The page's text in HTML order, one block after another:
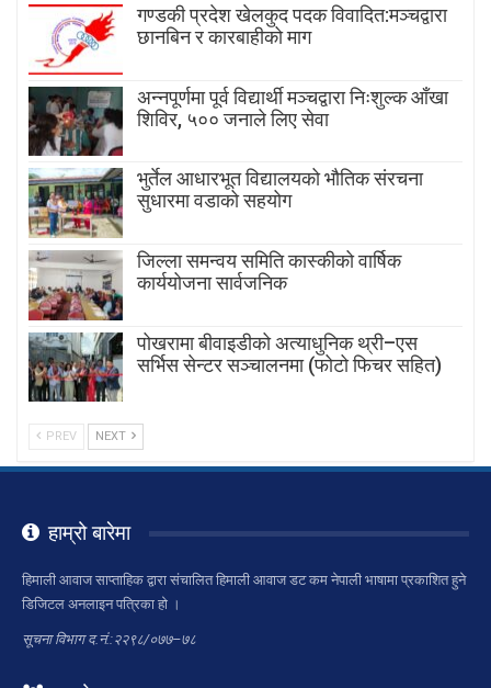
गण्डकी प्रदेश खेलकुद पदक विवादित:मञ्चद्वारा
छानबिन र कारबाहीको माग
अन्नपूर्णमा पूर्व विद्यार्थी मञ्चद्वारा निःशुल्क आँखा
शिविर, ५०० जनाले लिए सेवा
भुर्तेल आधारभूत विद्यालयको भौतिक संरचना
सुधारमा वडाको सहयोग
जिल्ला समन्वय समिति कास्कीको वार्षिक
कार्ययोजना सार्वजनिक
पोखरामा बीवाइडीको अत्याधुनिक थ्री–एस
सर्भिस सेन्टर सञ्चालनमा (फोटो फिचर सहित)
PREV NEXT
हाम्रो बारेमा
हिमाली आवाज साप्ताहिक द्वारा संचालित हिमाली आवाज डट कम नेपाली भाषामा प्रकाशित हुने
डिजिटल अनलाइन पत्रिका हो ।
सूचना विभाग द.नं.:२२९८/०७७–७८